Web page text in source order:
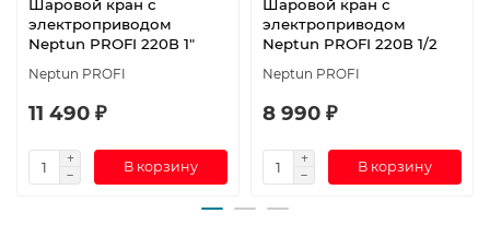
Шаровой кран с
электроприводом
Neptun PROFI 220В 1"
Neptun PROFI
11 490 ₽
В корзину
Шаровой кран с
электроприводом
Neptun PROFI 220В 1/2
Neptun PROFI
8 990 ₽
В корзину